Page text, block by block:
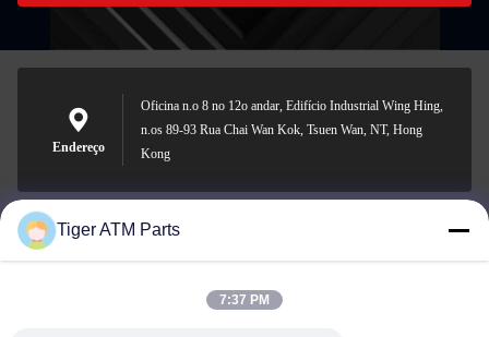
Endereço
Oficina n.o 8 no 12o andar, Edifício Industrial Wing Hing,
n.os 89-93 Rua Chai Wan Kok, Tsuen Wan, NT, Hong
Kong
sales@atmpart.com.cn
Tiger ATM Parts
7:37 PM